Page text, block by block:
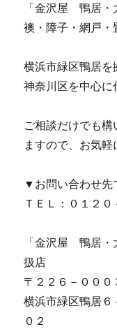
「金沢屋 鴨居・
襖・障子・網戸・
横浜市緑区鴨居を
神奈川区を中心に
ご相談だけでも
ますので、お気軽
▼お問い合わせ先
ＴＥＬ：０１２
「金沢屋 鴨居・
扱店
〒２２６－０００
横浜市緑区鴨居
０２